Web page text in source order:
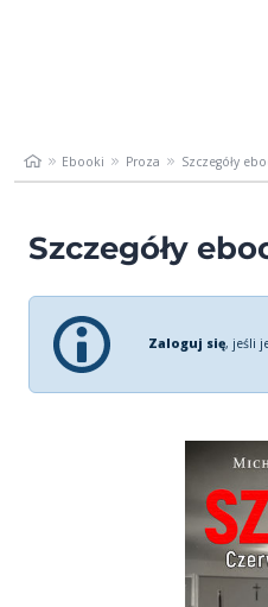
Ebooki Proza Szczegóły
Szczegóły
Zaloguj się, jeśli